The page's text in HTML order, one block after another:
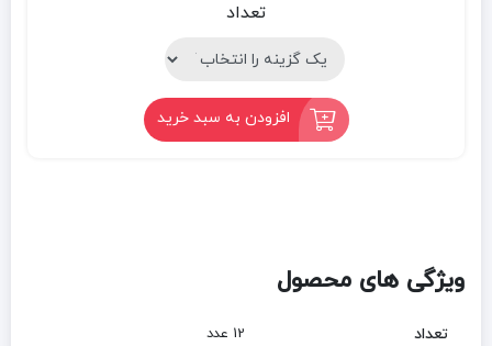
تعداد
افزودن به سبد خرید
ویژگی های محصول
تعداد 12 عدد